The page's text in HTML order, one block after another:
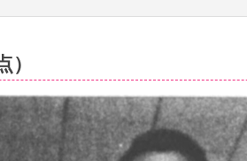
）